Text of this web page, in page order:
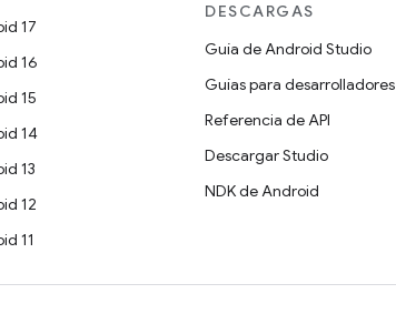
17
16
15
14
13
12
11
DESCARGAS
Guía de Android Studio
Guías para desarrolladores
Referencia de API
Descargar Studio
NDK de Android